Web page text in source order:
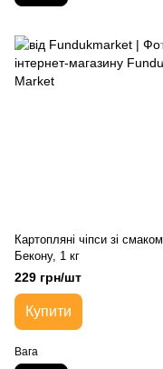
Картопляні чіпси зі смаком
Бекону, 1 кг
229 грн/шт
Купити
Вага